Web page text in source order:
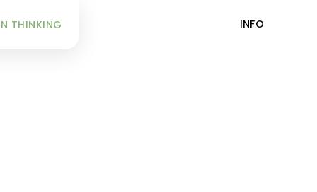
INFO
THINKING